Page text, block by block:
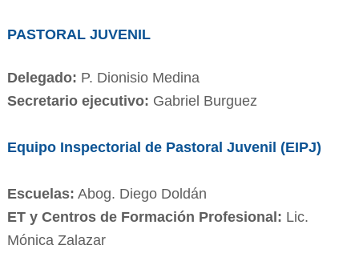
PASTORAL JUVENIL
Delegado: P. Dionisio Medina
Secretario ejecutivo: Gabriel Burguez
Equipo Inspectorial de Pastoral Juvenil (EIPJ)
Escuelas: Abog. Diego Doldán
ET y Centros de Formación Profesional: Lic.
Mónica Zalazar